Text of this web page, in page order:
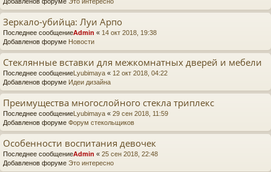
Зеркало-убийца: Луи Арпо
Последнее сообщениеAdmin « 14 окт 2018, 19:38
Добавленов форуме Новости
Стеклянные вставки для межкомнатных дверей и мебели
Последнее сообщение Lyubimaya « 12 окт 2018, 04:22
Добавленов форуме Идеи дизайна
Преимущества многослойного стекла триплекс
Последнее сообщение Lyubimaya « 29 сен 2018, 11:59
Добавленов форуме Форум стекольщиков
Особенности воспитания девочек
Последнее сообщениеAdmin « 25 сен 2018, 22:48
Добавленов форуме Это интересно